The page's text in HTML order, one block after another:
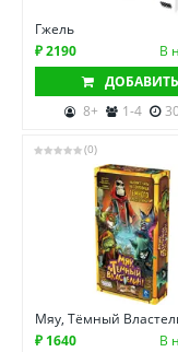
Гжель
₽ 2190
В
ДОБАВИТЬ
8+
1-4
(0)
Мяу, Тёмный
₽ 1640
В